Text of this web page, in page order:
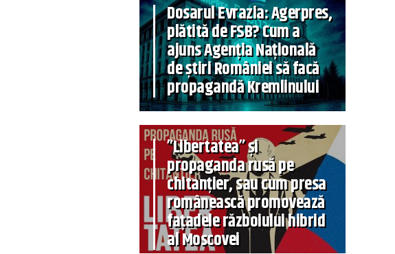
Dosarul Evrazia: Agerpres,
plătită de FSB? Cum a
ajuns Agenția Națională
de știri României să facă
propagandă Kremlinului
”Libertatea” și
propaganda rusă pe
chitanțier, sau cum presa
românească promovează
fațadele războiului hibrid
al Moscovei